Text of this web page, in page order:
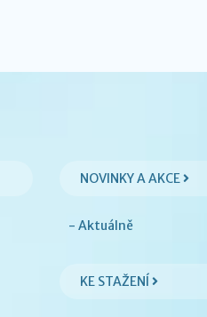
NOVINKY A AKCE
- Aktuálně
KE STAŽENÍ